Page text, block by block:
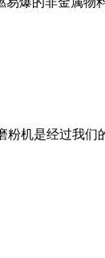
机是经过我们